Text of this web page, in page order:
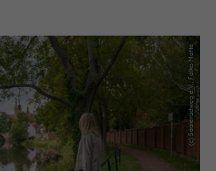
(c) Saaleradweg e.V., Falko Matte